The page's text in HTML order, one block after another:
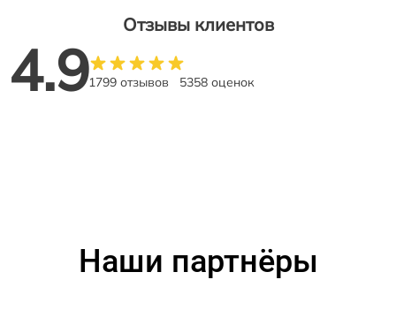
Отзывы клиентов
4.91799 отзывов 5358 оценок
Наши партнёры